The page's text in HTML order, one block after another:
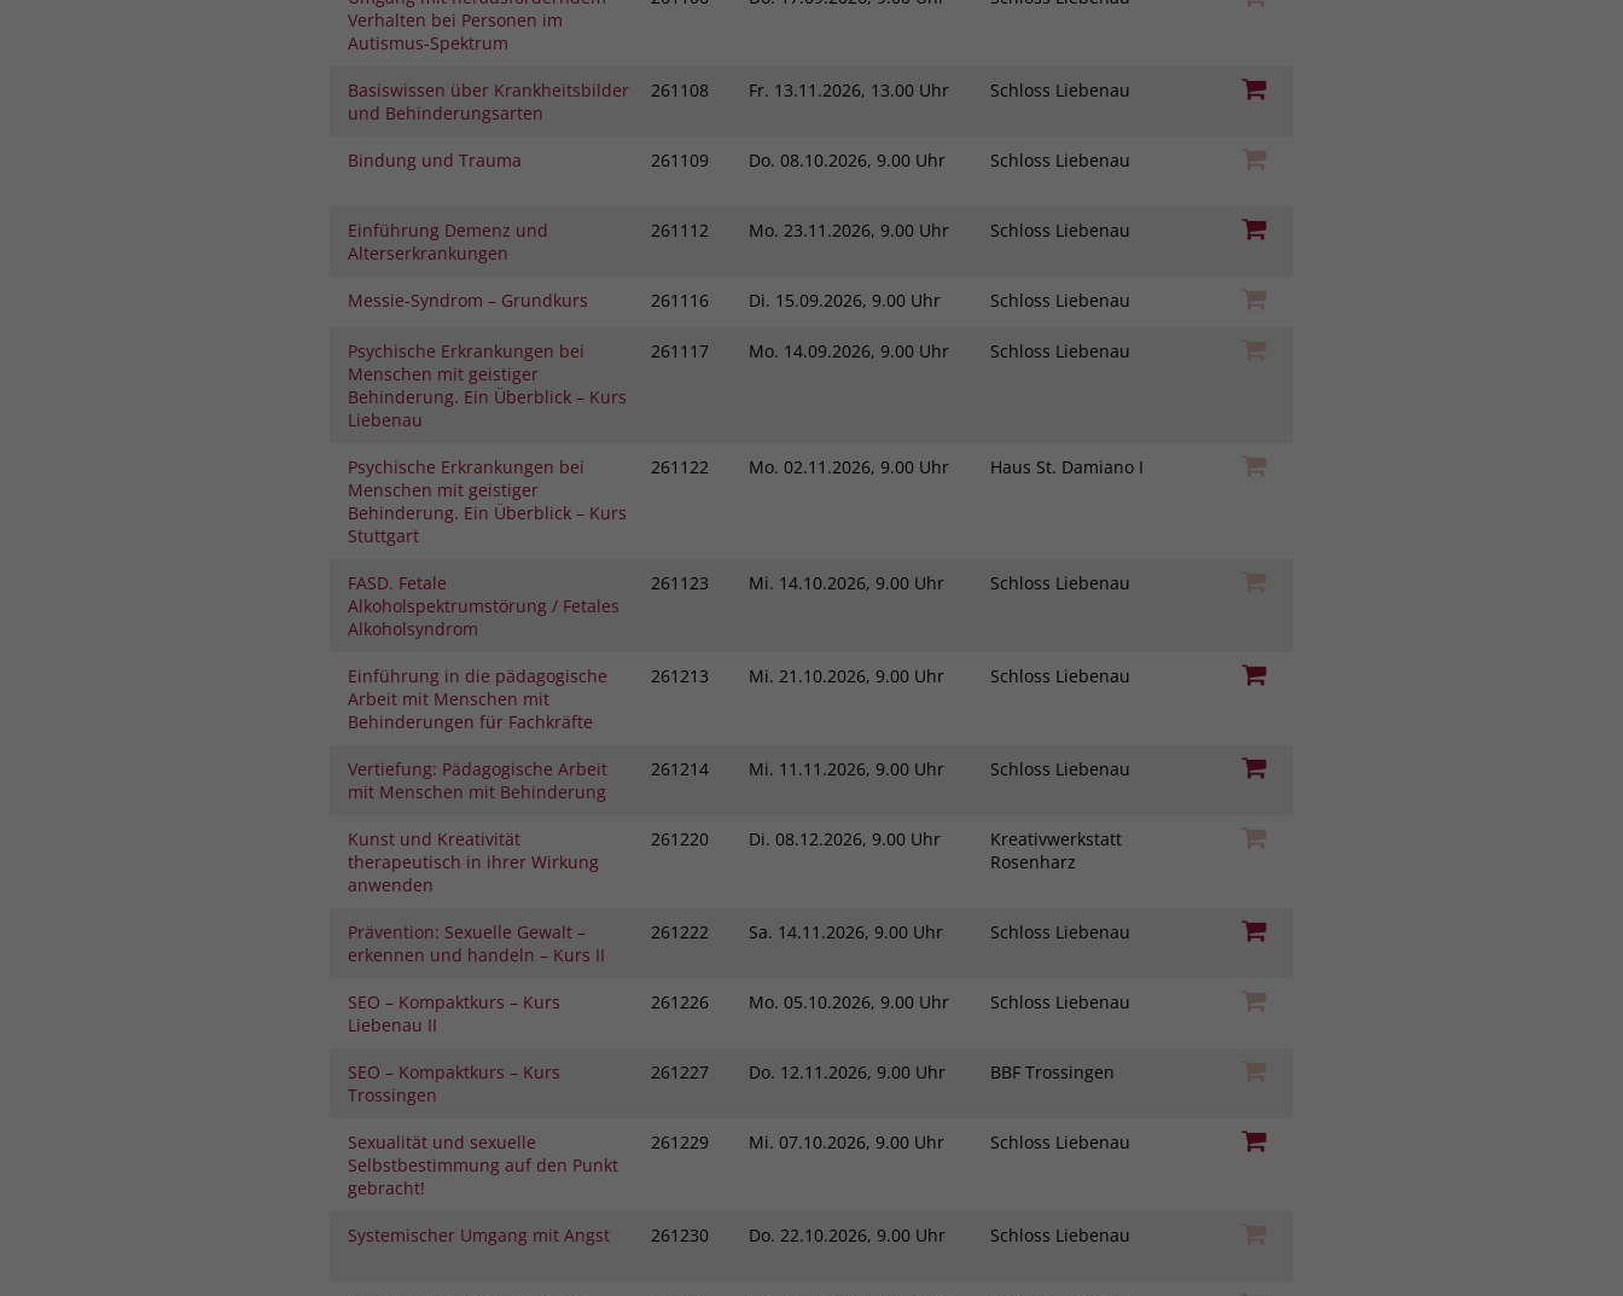
Verhalten bei Personen im
Autismus-Spektrum
Basiswissen über Krankheitsbilder
und Behinderungsarten
261108 Fr. 13.11.2026, 13.00 Uhr Schloss Liebenau
Bindung und Trauma 261109 Do. 08.10.2026, 9.00 Uhr Schloss Liebenau
Einführung Demenz und
Alterserkrankungen
261112 Mo. 23.11.2026, 9.00 Uhr Schloss Liebenau
Messie-Syndrom – Grundkurs 261116 Di. 15.09.2026, 9.00 Uhr Schloss Liebenau
Psychische Erkrankungen bei
Menschen mit geistiger
Behinderung. Ein Überblick – Kurs
Liebenau
261117 Mo. 14.09.2026, 9.00 Uhr Schloss Liebenau
Psychische Erkrankungen bei
Menschen mit geistiger
Behinderung. Ein Überblick – Kurs
Stuttgart
261122 Mo. 02.11.2026, 9.00 Uhr Haus St. Damiano I
FASD. Fetale
Alkoholspektrumstörung / Fetales
Alkoholsyndrom
261123 Mi. 14.10.2026, 9.00 Uhr Schloss Liebenau
Einführung in die pädagogische
Arbeit mit Menschen mit
Behinderungen für Fachkräfte
261213 Mi. 21.10.2026, 9.00 Uhr Schloss Liebenau
Vertiefung: Pädagogische Arbeit
mit Menschen mit Behinderung
261214 Mi. 11.11.2026, 9.00 Uhr Schloss Liebenau
Kunst und Kreativität
therapeutisch in ihrer Wirkung
anwenden
261220 Di. 08.12.2026, 9.00 Uhr
Kreativwerkstatt
Rosenharz
Prävention: Sexuelle Gewalt –
erkennen und handeln – Kurs II
261222 Sa. 14.11.2026, 9.00 Uhr Schloss Liebenau
SEO – Kompaktkurs – Kurs
Liebenau II
261226 Mo. 05.10.2026, 9.00 Uhr Schloss Liebenau
SEO – Kompaktkurs – Kurs
Trossingen
261227 Do. 12.11.2026, 9.00 Uhr BBF Trossingen
Sexualität und sexuelle
Selbstbestimmung auf den Punkt
gebracht!
261229 Mi. 07.10.2026, 9.00 Uhr Schloss Liebenau
Systemischer Umgang mit Angst 261230 Do. 22.10.2026, 9.00 Uhr Schloss Liebenau
Name
Anbieter stiftung-liebenau.de
Zweck
werden.
www.clarity.ms
Seitenaufrufe eines Benutzers zu speichern